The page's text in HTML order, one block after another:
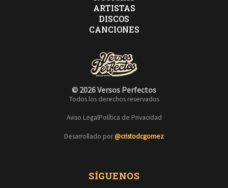
ARTISTAS
DISCOS
CANCIONES
© 2026 Versos Perfectos
Todos los derechos reservados
Aviso LegalPolítica de Privacidad
Desarrollado por@cristodcgomez
SÍGUENOS